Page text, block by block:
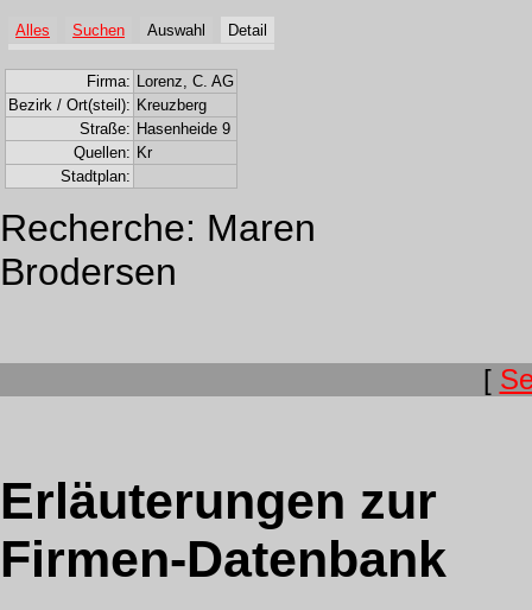
Alles Suchen Auswahl Detail
Firma:
Lorenz, C. AG
Bezirk / Ort(steil): Kreuzberg
Straße: Hasenheide 9
Quellen: Kr
Stadtplan:
Recherche: Maren
Brodersen
[
Erläuterungen zur
Firmen-Datenbank